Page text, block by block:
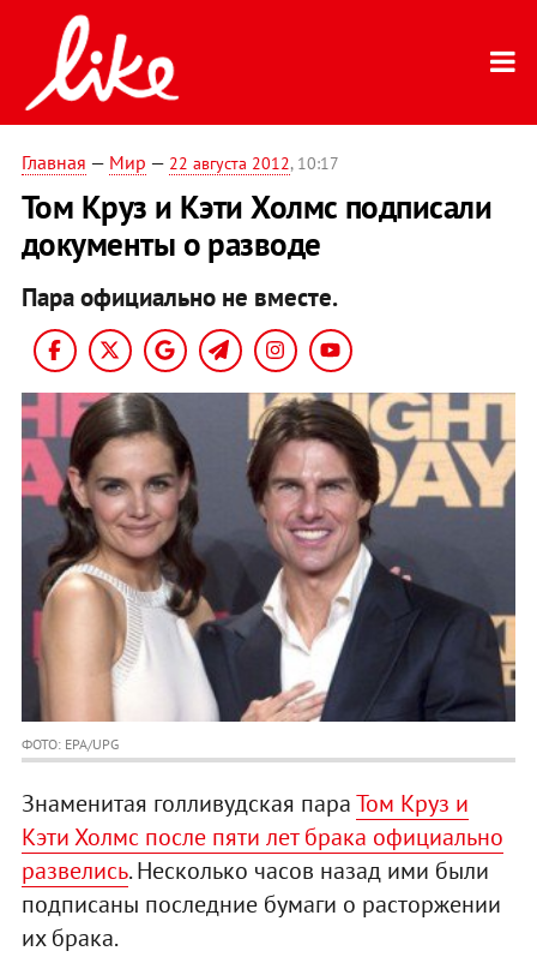
Главная — Мир — 22 августа 2012, 10:17
Том Круз и Кэти Холмс подписали
документы о разводе
Пара официально не вместе.
ФОТО: EPA/UPG
Знаменитая голливудская параТом Круз и
Кэти Холмс после пяти лет брака официально
развелись. Несколько часов назад ими были
подписаны последние бумаги о расторжении
их брака.